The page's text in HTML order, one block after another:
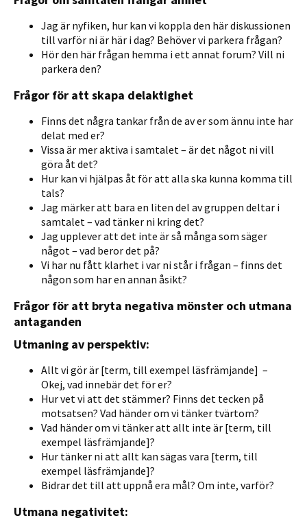
Jag är nyfiken, hur kan vi koppla den här diskussionen
till varför ni är här i dag? Behöver vi parkera frågan?
Hör den här frågan hemma i ett annat forum? Vill ni
parkera den?
Frågor för att skapa delaktighet
Finns det några tankar från de av er som ännu inte har
delat med er?
Vissa är mer aktiva i samtalet – är det något ni vill
göra åt det?
Hur kan vi hjälpas åt för att alla ska kunna komma till
tals?
Jag märker att bara en liten del av gruppen deltar i
samtalet – vad tänker ni kring det?
Jag upplever att det inte är så många som säger
något – vad beror det på?
Vi har nu fått klarhet i var ni står i frågan – finns det
någon som har en annan åsikt?
Frågor för att bryta negativa mönster och utmana
antaganden
Utmaning av perspektiv:
Allt vi gör är [term, till exempel läsfrämjande] –
Okej, vad innebär det för er?
Hur vet vi att det stämmer? Finns det tecken på
motsatsen? Vad händer om vi tänker tvärtom?
Vad händer om vi tänker att allt inte är [term, till
exempel läsfrämjande]?
Hur tänker ni att allt kan sägas vara [term, till
exempel läsfrämjande]?
Bidrar det till att uppnå era mål? Om inte, varför?
Utmana negativitet: